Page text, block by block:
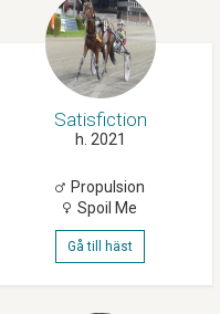
Satisfiction
h. 2021
Propulsion
Spoil Me
Gå till häst